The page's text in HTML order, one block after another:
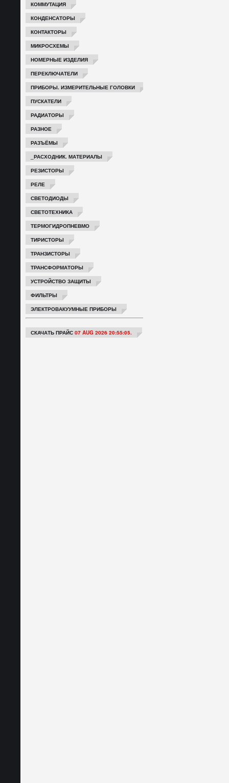
КОММУТАЦИЯ
КОНДЕНСАТОРЫ
КОНТАКТОРЫ
МИКРОСХЕМЫ
НОМЕРНЫЕ ИЗДЕЛИЯ
ПЕРЕКЛЮЧАТЕЛИ
ПРИБОРЫ. ИЗМЕРИТЕЛЬНЫЕ ГОЛОВКИ
ПУСКАТЕЛИ
РАДИАТОРЫ
РАЗНОЕ
РАЗЪЁМЫ
_РАСХОДНИК. МАТЕРИАЛЫ
РЕЗИСТОРЫ
РЕЛЕ
СВЕТОДИОДЫ
СВЕТОТЕХНИКА
ТЕРМОГИДРОПНЕВМО
ТИРИСТОРЫ
ТРАНЗИСТОРЫ
ТРАНСФОРМАТОРЫ
УСТРОЙСТВО ЗАЩИТЫ
ФИЛЬТРЫ
ЭЛЕКТРОВАКУУМНЫЕ ПРИБОРЫ
СКАЧАТЬ ПРАЙС 07 AUG 2026 20:55:05.